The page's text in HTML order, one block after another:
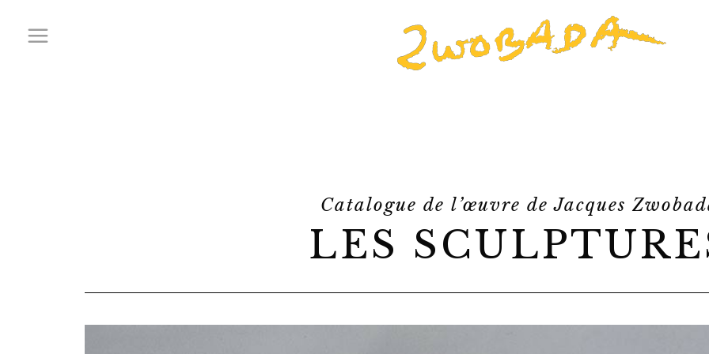
Catalogue de l’œuvre de Jacques
LES